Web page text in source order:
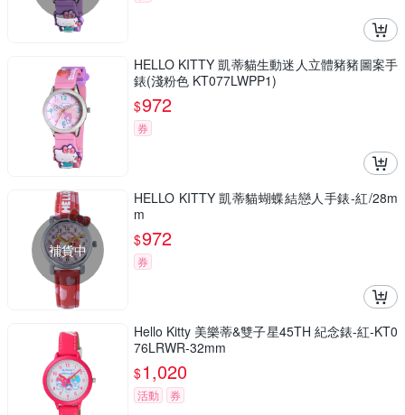
HELLO KITTY 凱蒂貓生動迷人立體豬豬圖案手
錶(淺粉色 KT077LWPP1)
$972
券
補貨中
HELLO KITTY 凱蒂貓蝴蝶結戀人手錶-紅/28m
m
$972
券
Hello Kitty 美樂蒂&雙子星45TH 紀念錶-紅-KT0
76LRWR-32mm
$1,020
活動 券